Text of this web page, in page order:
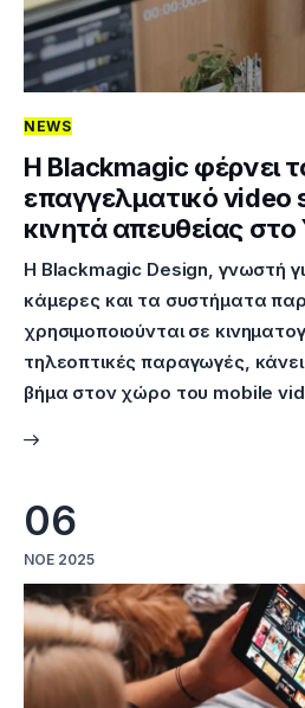
NEWS
Η Blackmagic φέρνει
επαγγελματικό video
κινητά απευθείας
Η Blackmagic Design, γνωστή
κάμερες και τα συστήματα
χρησιμοποιούνται σε
τηλεοπτικές παραγωγές,
βήμα στον χώρο του mobile
06
ΝΟΈ 2025